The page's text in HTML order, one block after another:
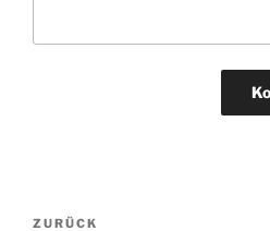
Beitragsnavigation
Vorheriger
ZURÜCK